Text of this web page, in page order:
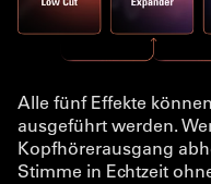
Alle fünf Effekte
ausgeführt werden.
Kopfhörerausgang
Stimme in Echtzeit